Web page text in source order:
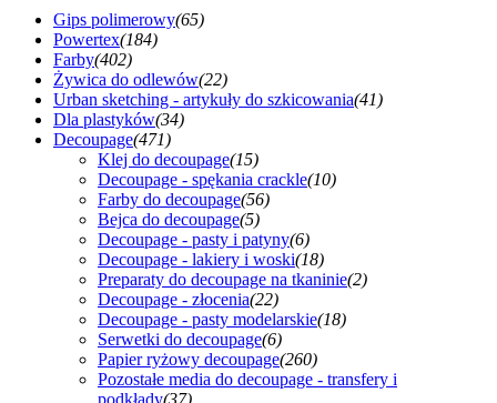
Gips polimerowy(65)
Powertex(184)
Farby(402)
Żywica do odlewów(22)
Urban sketching - artykuły do szkicowania(41)
Dla plastyków(34)
Decoupage(471)
Klej do decoupage(15)
Decoupage - spękania crackle(10)
Farby do decoupage(56)
Bejca do decoupage(5)
Decoupage - pasty i patyny(6)
Decoupage - lakiery i woski(18)
Preparaty do decoupage na tkaninie(2)
Decoupage - złocenia(22)
Decoupage - pasty modelarskie(18)
Serwetki do decoupage(6)
Papier ryżowy decoupage(260)
Pozostałe media do decoupage - transfery i
podkłady(37)